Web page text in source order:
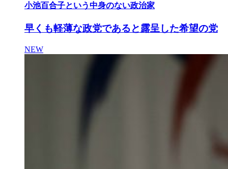
小池百合子という中身のない政治家
早くも軽薄な政党であると露呈した希望の党
NEW